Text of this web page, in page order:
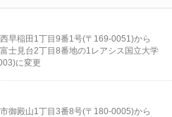
早稲田1丁目9番1号(〒169-0051)から
士見台2丁目8番地の1レアシス国立大学
に変更
御殿山1丁目3番8号(〒180-0005)から